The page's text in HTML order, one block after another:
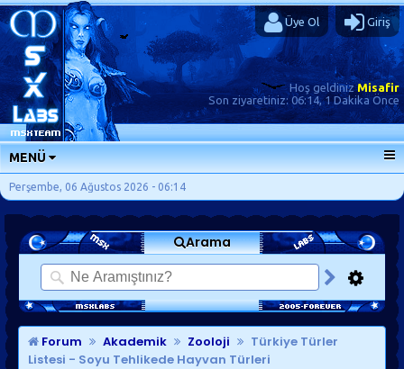
Üye Ol Giriş
Hoş geldinizMisafir
Son ziyaretiniz: 06:14, 1 Dakika Önce
MENÜ
ANA SAYFA
FORUMLAR
SORU-CEVAP
GÜNLÜKLER
SON MESAJLAR
KISAYOLLAR
Perşembe, 06 Ağustos 2026 - 06:14
Arama
Forum Akademik Zooloji
Türkiye Türler
Listesi - Soyu Tehlikede Hayvan Türleri